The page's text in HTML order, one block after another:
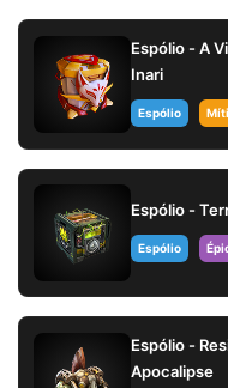
Espólio - A
Inari
Espólio
Espólio -
Espólio
Espólio -
Apocalipse